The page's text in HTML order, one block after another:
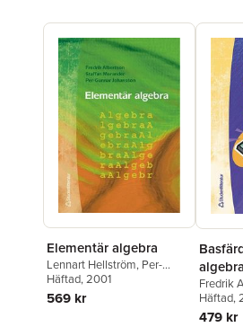
Elementär algebra
Lennart Hellström, Per-
Gunnar Johansson
Morander
Tengstrand
Häftad, 2001
569 kr
Fredrik
Gunnar
Oscarsson
Häftad,
479 kr